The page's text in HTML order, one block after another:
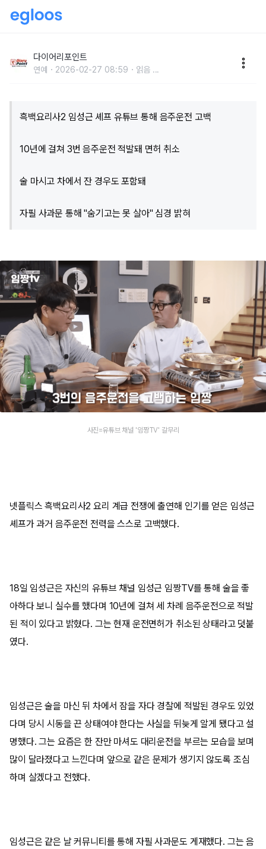
전력 직접 고백
다이어리포인트
연예 2026-02-27 08:59 읽음 ...
흑백요리사2 임성근 셰프 유튜브 통해 음주운전 고백
10년에 걸쳐 3번 음주운전 적발돼 면허 취소
술 마시고 차에서 잔 경우도 포함돼
자필 사과문 통해 "숨기고는 못 살아" 심경 밝혀
사진=유튜브 채널 '임짱TV' 갈무리
넷플릭스 흑백요리사2 요리 계급 전쟁에 출연해 인기를 얻은 임성근
셰프가 과거 음주운전 전력을 스스로 고백했다.​
18일 임성근은 자신의 유튜브 채널 임성근 임짱TV를 통해 술을 좋
아하다 보니 실수를 했다며 10년에 걸쳐 세 차례 음주운전으로 적발
된 적이 있다고 밝혔다. 그는 현재 운전면허가 취소된 상태라고 덧붙
였다.​
임성근은 술을 마신 뒤 차에서 잠을 자다 경찰에 적발된 경우도 있었
다며 당시 시동을 끈 상태여야 한다는 사실을 뒤늦게 알게 됐다고 설
명했다. 그는 요즘은 한 잔만 마셔도 대리운전을 부르는 모습을 보며
많이 달라졌다고 느낀다며 앞으로 같은 문제가 생기지 않도록 조심
하며 살겠다고 전했다.​
임성근은 같은 날 커뮤니티를 통해 자필 사과문도 게재했다. 그는 음